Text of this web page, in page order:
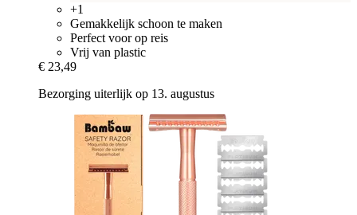
+1
Gemakkelijk schoon te maken
Perfect voor op reis
Vrij van plastic
€ 23,49
Bezorging uiterlijk op 13. augustus